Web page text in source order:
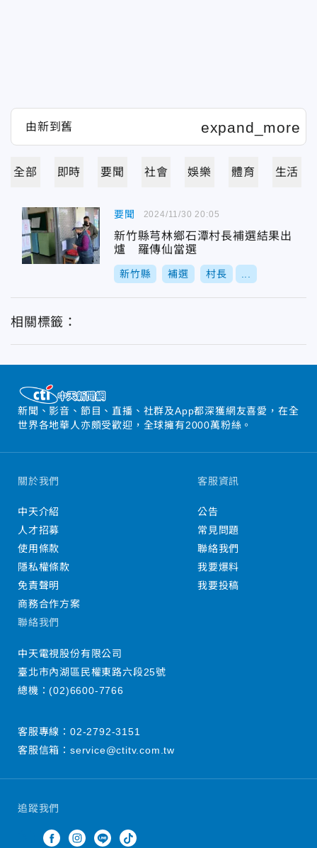
全部 即時 要聞 社會 娛樂 體育 生活
要聞
新竹縣芎林鄉石潭村長補選結果出
爐 羅傳仙當選
新竹縣 補選 村長
2024/11/30 20:05
相關標籤：
新聞、影音、節目、直播、社群及App都深獲網友喜愛，在全
世界各地華人亦頗受歡迎，全球擁有2000萬粉絲。
追蹤我們
關於我們
中天介紹
人才招募
使用條款
隱私權條款
免責聲明
商務合作方案
客服資訊
公告
常見問題
聯絡我們
我要爆料
我要投稿
聯絡我們
中天電視股份有限公司
臺北市內湖區民權東路六段25號
總機：(02)6600-7766
客服專線： 02-2792-3151
客服信箱： service@ctitv.com.tw